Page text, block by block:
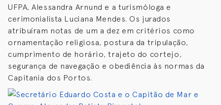
UFPA, Alessandra Arnund e a turismóloga e
cerimonialista Luciana Mendes. Os jurados
atribuíram notas de um a dez em critérios como
ornamentação religiosa, postura da tripulação,
cumprimento de horário, trajeto do cortejo,
segurança de navegação e obediência às normas da
Capitania dos Portos.